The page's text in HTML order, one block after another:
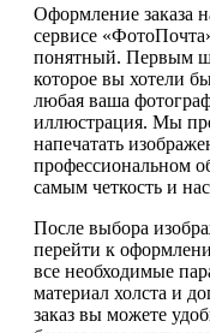
Оформление заказа
сервисе
понятный. Первым
которое вы хотели
любая ваша
иллюстрация. Мы
напечатать
профессиональном
самым четкость и
После выбора
перейти к
все необходимые
материал холста и
заказ вы можете